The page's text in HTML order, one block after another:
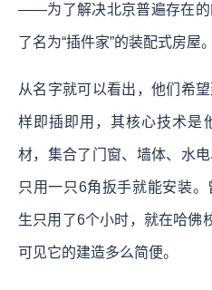
——为了解决北京普遍存在的
了名为“插件家”的装配式房屋。
从名字就可以看出，他们希
样即插即用，其核心技术是
材，集合了门窗、墙体、水
只用一只6角扳手就能安装
生只用了6个小时，就在哈佛
可见它的建造多么简便。